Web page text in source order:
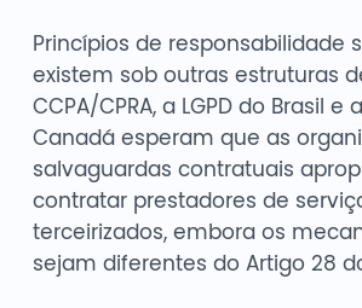
Princípios de responsabilidade
existem sob outras estruturas
CCPA/CPRA, a LGPD do Brasil e
Canadá esperam que as
salvaguardas contratuais
contratar prestadores de
terceirizados, embora os
sejam diferentes do Artigo 28